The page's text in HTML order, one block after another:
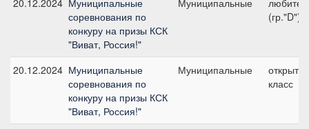
20.12.2024 Муниципальные
соревнования по
конкуру на призы КСК
"Виват, Россия!"
Муниципальные
(гр."D")
20.12.2024 Муниципальные
соревнования по
конкуру на призы КСК
"Виват, Россия!"
Муниципальные
класс